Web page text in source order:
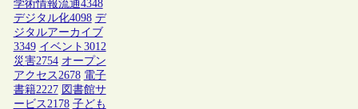
学術情報流通4348
デジタル化4098 デ
ジタルアーカイブ
3349 イベント 3012
災害2754 オープン
アクセス2678 電子
書籍2227 図書館サ
ービス2178 子ども